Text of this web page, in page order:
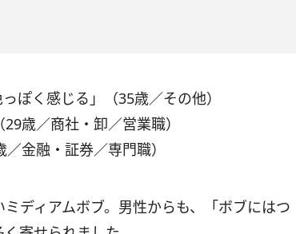
ぽく感じる」（35歳／その他）
歳／商社・卸／営業職）
金融・証券／専門職）
ディアムボブ。男性からも、「ボブにはつ